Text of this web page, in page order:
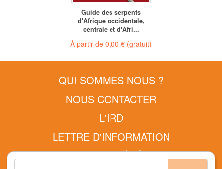
Guide des serpents
d'Afrique occidentale,
centrale et d'Afri...
À partir de 0,00 € (gratuit)
QUI SOMMES NOUS ?
NOUS CONTACTER
L'IRD
LETTRE D'INFORMATION
CONDITIONS GÉNÉRALES